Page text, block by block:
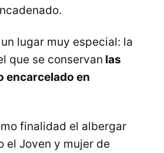
lugar muy especial: la
que se conservan las
encarcelado en
finalidad el albergar
el Joven y mujer de